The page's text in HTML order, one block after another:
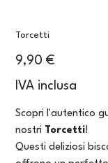
Torcetti
Prezzo
9,90 €
IVA inclusa
Scopri l'autentico
nostri Torcetti!
Questi deliziosi